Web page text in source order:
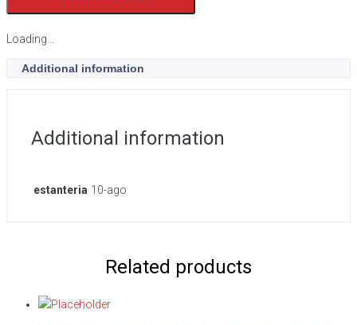
Loading...
Additional information
Additional information
estanteria 10-ago
Related products